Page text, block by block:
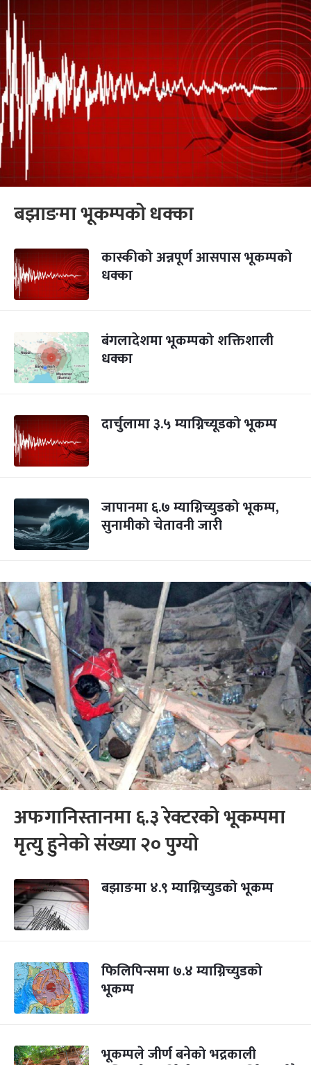
बझाङमा भूकम्पको धक्का
कास्कीको अन्नपूर्ण आसपास भूकम्पको
धक्का
बंगलादेशमा भूकम्पको शक्तिशाली
धक्का
दार्चुलामा ३.५ म्याग्निच्यूडको भूकम्प
जापानमा ६.७ म्याग्निच्युडको भूकम्प,
सुनामीको चेतावनी जारी
अफगानिस्तानमा ६.३ रेक्टरको भूकम्पमा
मृत्यु हुनेको संख्या २० पुग्यो
बझाङमा ४.९ म्याग्निच्युडको भूकम्प
फिलिपिन्समा ७.४ म्याग्निच्युडको
भूकम्प
भूकम्पले जीर्ण बनेको भद्रकाली